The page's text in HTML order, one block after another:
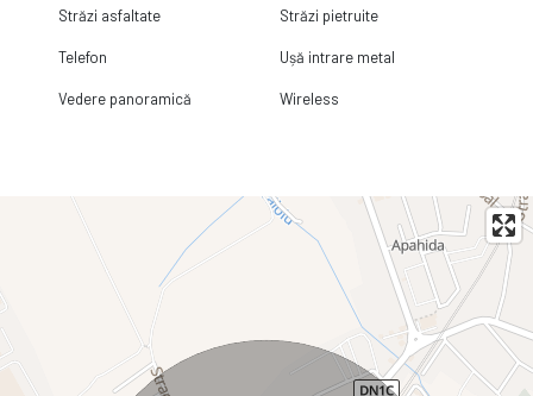
Străzi asfaltate Străzi pietruite
Telefon Ușă intrare metal
Vedere panoramică Wireless